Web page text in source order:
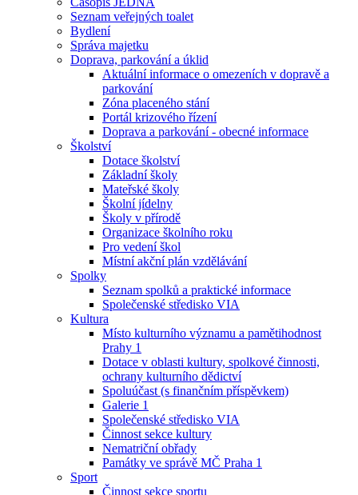
Seznam veřejných toalet
Bydlení
Správa majetku
Doprava, parkování a úklid
Aktuální informace o omezeních v dopravě a
parkování
Zóna placeného stání
Portál krizového řízení
Doprava a parkování - obecné informace
Školství
Dotace školství
Základní školy
Mateřské školy
Školní jídelny
Školy v přírodě
Organizace školního roku
Pro vedení škol
Místní akční plán vzdělávání
Spolky
Seznam spolků a praktické informace
Společenské středisko VIA
Kultura
Místo kulturního významu a pamětihodnost
Prahy 1
Dotace v oblasti kultury, spolkové činnosti,
ochrany kulturního dědictví
Spoluúčast (s finančním příspěvkem)
Galerie 1
Společenské středisko VIA
Činnost sekce kultury
Nematriční obřady
Památky ve správě MČ Praha 1
Sport
Činnost sekce sportu